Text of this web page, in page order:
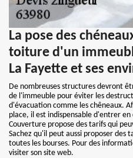
La pose des
toiture d'un
La Fayette et ses
De nombreuses structures devront
de l'immeuble pour éviter les
d'évacuation comme les chêneaux.
place, il est indispensable d'entrer
Couverture propose des tarifs qui
Sachez qu'il peut aussi proposer des
toutes les bourses. Pour des
visiter son site web.